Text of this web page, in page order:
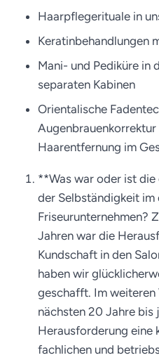
Haarpflegerituale in
Keratinbehandlungen
Mani- und Pediküre in
separaten Kabinen
Orientalische
Augenbrauenkorrektur
Haarentfernung im
**Was war oder ist
der Selbständigkeit im
Friseurunternehmen?
Jahren war die
Kundschaft in den
haben wir
geschafft. Im weiteren
nächsten 20 Jahre bis
Herausforderung eine
fachlichen und